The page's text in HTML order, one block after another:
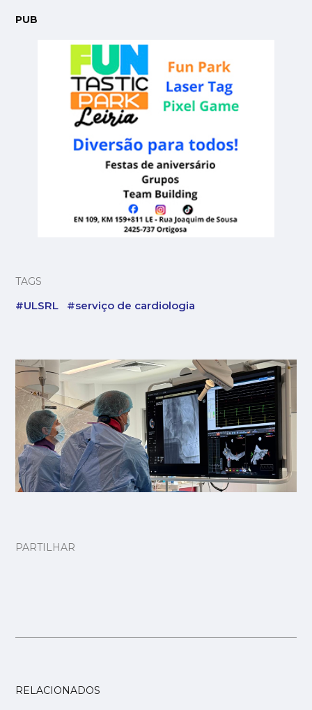
PUB
TAGS
#ULSRL #serviço de cardiologia
PARTILHAR
RELACIONADOS